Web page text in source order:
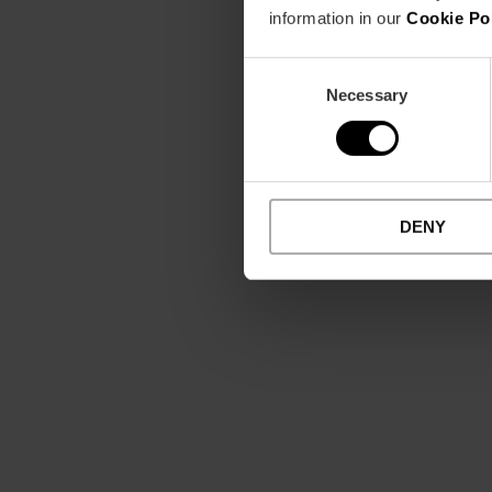
information in our Cookie
Necessary
DENY